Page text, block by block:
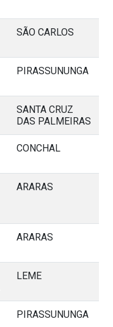
SÃO CARLOS
PIRASSUNUNGA
SANTA CRUZ
DAS PALMEIRAS
CONCHAL
ARARAS
ARARAS
LEME
PIRASSUNUNGA